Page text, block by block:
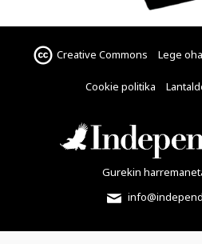
Creative Commons Lege
Cookie politika
Gurekin